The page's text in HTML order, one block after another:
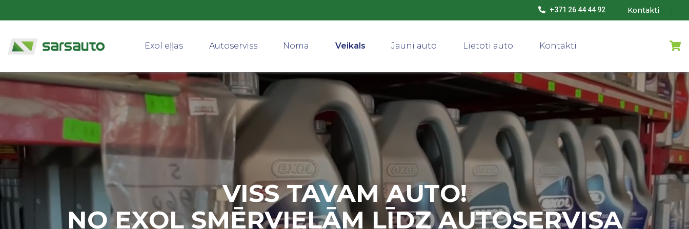
Exol eļļas Autoserviss Noma Veikals Jauni auto Lietoti auto Kontakti
Kontakti
+371 26 44 44 92
VISS TAVAM AUTO!
NO EXOL SMĒRVIELĀM LĪDZ AUTOSERVISA